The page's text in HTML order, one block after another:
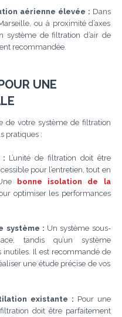
aérienne élevée : Dans
ou à proximité d’axes
système de filtration d’air de
recommandée.
UNE
de votre système de filtration
pratiques :
: L’unité de filtration doit être
pour l’entretien, tout en
bonne isolation de la
optimiser les performances
système : Un système sous-
tandis qu’un système
inutiles. Il est recommandé de
une étude précise de vos
existante : Pour une
doit être parfaitement